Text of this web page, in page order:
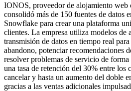
IONOS, proveedor de alojamiento web
consolidó más de 150 fuentes de datos
Snowflake para crear una plataforma
clientes. La empresa utiliza modelos de
transmisión de datos en tiempo real
abandono, potenciar recomendaciones
resolver problemas de servicio de
una tasa de retención del 30% entre los
cancelar y hasta un aumento del doble
gracias a las ventas adicionales